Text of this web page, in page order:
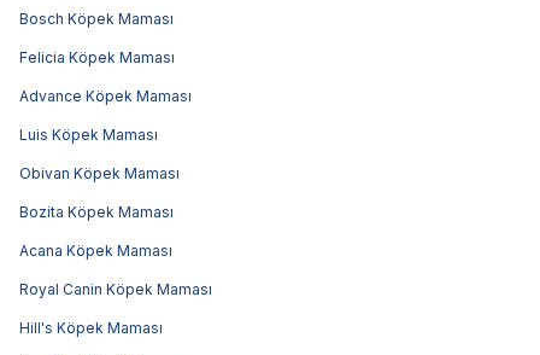
Bosch Köpek Maması
Felicia Köpek Maması
Advance Köpek Maması
Luis Köpek Maması
Obivan Köpek Maması
Bozita Köpek Maması
Acana Köpek Maması
Royal Canin Köpek Maması
Hill's Köpek Maması